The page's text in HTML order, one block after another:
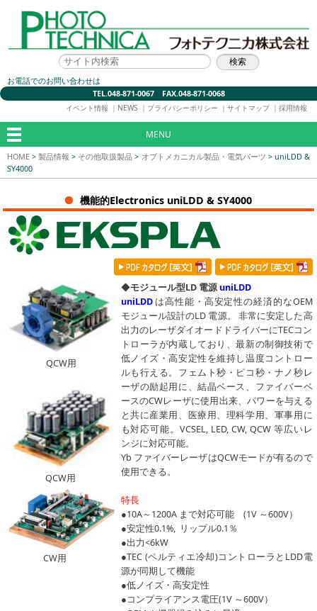
お電話でのお問い合わせは
TEL.048-871-0067 FAX.048-871-0068
イベント情報 ｜ NEWS ｜ プライバシーポリシー ｜ サイトマップ ｜ 採用情報
MENU
HOME >製品情報 > その他取扱製品 > オプトメカニカル製品・電気パーツ >uniLDD &
SY4000
機能的Electronics uniLDD & SY4000
QCW用
QCW用
CW用
◆モジュール型LD 電源uniLDD
uniLDDは高性能・高安定性の経済的なOEM
モジュール設計のLD 電源。 非常に安定した高
出力のレーザダイオードドライバーにTECコン
トローラが内蔵しており、最新の制御技術で
低ノイズ・高安定性を維持し温度コントロー
ルも行える。フェムト秒・ピコ秒・ナノ秒レ
ーザの励起用に、結晶ベース、ファイバーベ
ースのCWレーザに使用出来、パワーを与える
と共に産業用、医療用、理科学用、軍事用に
も対応可能。VCSEL, LED, CW, QCW 等広いレ
ンジに対応可能。
Yb ファイバーレーザはQCWモードが有るので
使用できる。
特長
●10A～1200A まで対応可能 (1V ～600V）
●安定性0.1%, リップル0.1％
●出力<6kW
●TEC (ペルティエ冷却)コントローラとLDD電
源が同期して機能
●低ノイズ・高安定性
●コンプライアンス電圧(1V ～600V）